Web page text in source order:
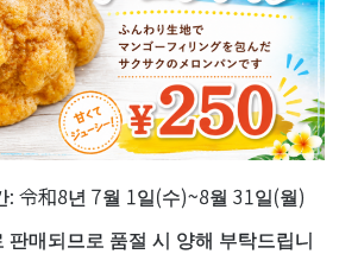
: 令和8년 7월 1일(수)~8월 31일(월)
판매되므로 품절 시 양해 부탁드립니